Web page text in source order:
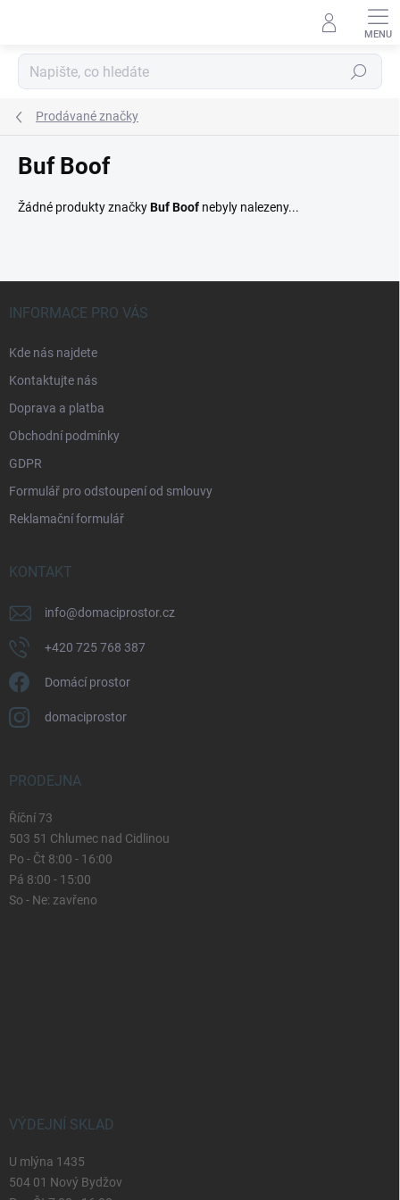
Hledat
Prodávané značky
Buf Boof
Žádné produkty značkyBuf Boof nebyly nalezeny...
INFORMACE PRO VÁS
Kde nás najdete
Kontaktujte nás
Doprava a platba
Obchodní podmínky
GDPR
Formulář pro odstoupení od smlouvy
Reklamační formulář
KONTAKT
info@domaciprostor.cz
+420 725 768 387
Domácí prostor
domaciprostor
PRODEJNA
Říční 73
503 51 Chlumec nad Cidlinou
Po - Čt 8:00 - 16:00
Pá 8:00 - 15:00
So - Ne: zavřeno
VÝDEJNÍ SKLAD
U mlýna 1435
504 01 Nový Bydžov